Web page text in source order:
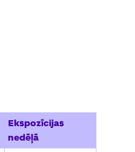
Ekspozīcijas
nedēļā